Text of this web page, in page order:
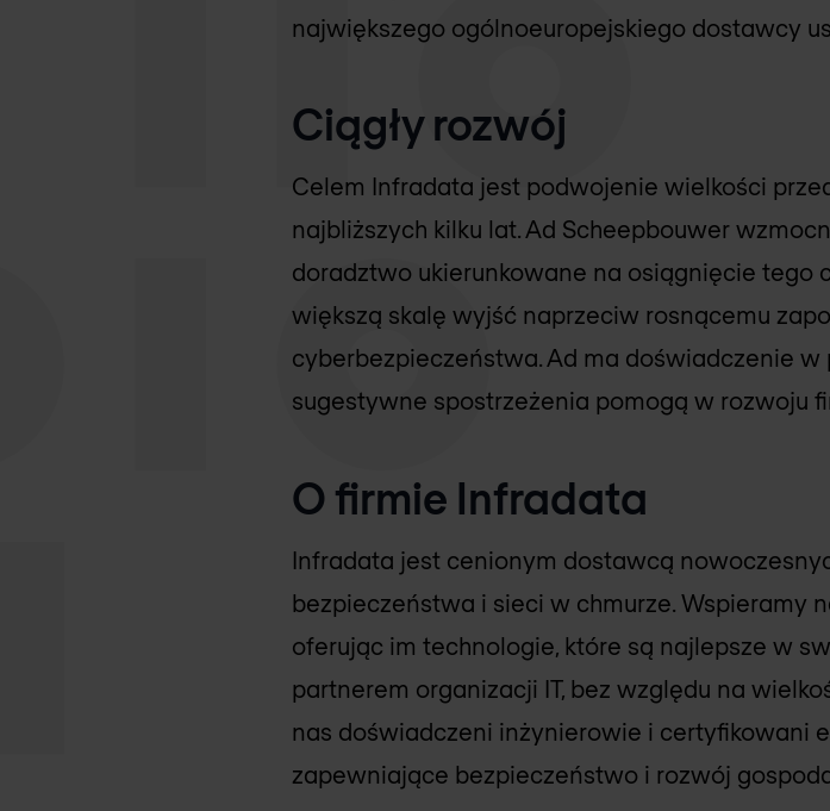
największego ogólnoeuropejskiego dostawcy
Ciągły rozwój
Celem Infradata jest podwojenie wielkości
najbliższych kilku lat. Ad Scheepbouwer
doradztwo ukierunkowane na osiągnięcie tego
większą skalę wyjść naprzeciw rosnącemu
cyberbezpieczeństwa. Ad ma doświadczenie
sugestywne spostrzeżenia pomogą w rozwoju
O firmie Infradata
Infradata jest cenionym dostawcą
bezpieczeństwa i sieci w chmurze. Wspieramy
oferując im technologie, które są najlepsze w
partnerem organizacji IT, bez względu na
nas doświadczeni inżynierowie i certyfikowani
zapewniające bezpieczeństwo i rozwój